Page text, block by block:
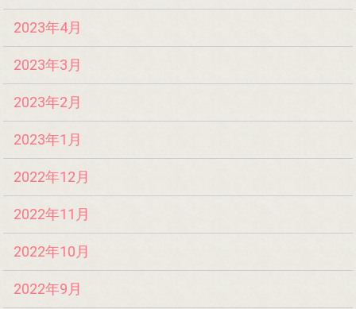
2023年4月
2023年3月
2023年2月
2023年1月
2022年12月
2022年11月
2022年10月
2022年9月